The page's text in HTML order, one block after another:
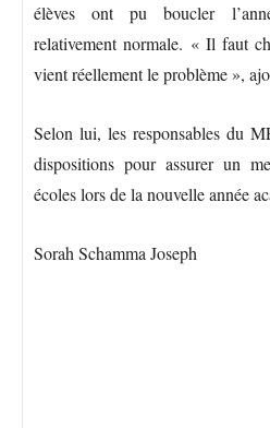
élèves ont pu boucler
relativement normale. « Il faut
vient réellement le problème »,
Selon lui, les responsables du
dispositions pour assurer un
écoles lors de la nouvelle année
Sorah Schamma Joseph